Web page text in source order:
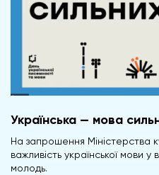
Українська — мова
На запрошення Міністерства
важливість української мови у
молодь.